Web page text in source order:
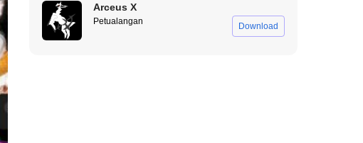
Arceus X
Petualangan Download